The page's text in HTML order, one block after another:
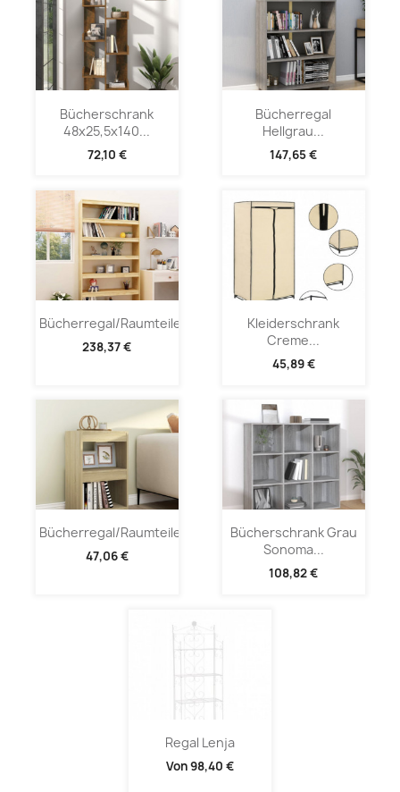
Bücherschrank
48x25,5x140...
72,10 €
Bücherregal
Hellgrau...
147,65 €
Bücherregal/Raumteiler...
238,37 €
Kleiderschrank
Creme...
45,89 €
Bücherregal/Raumteiler...
47,06 €
Bücherschrank Grau
Sonoma...
108,82 €
Regal Lenja
Von98,40 €